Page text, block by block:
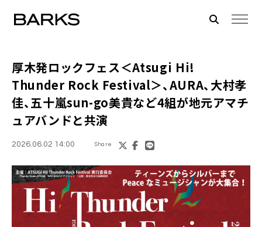
厚木発ロックフェス＜Atsugi Hi!
Thunder Rock Festival＞、AURA、大村孝
佳、五十嵐sun-go美貴など4組が地元アマチ
ュアバンドと共演
2026.06.02 14:00 Share